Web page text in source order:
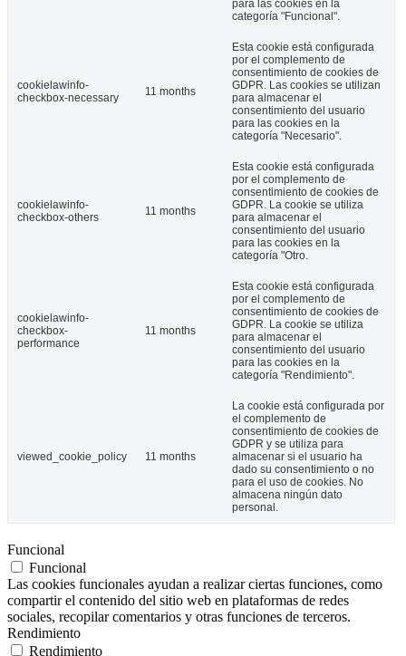
para las cookies en la
categoría "Funcional".
cookielawinfo-
checkbox-necessary
11 months
Esta cookie está configurada
por el complemento de
consentimiento de cookies de
GDPR. Las cookies se utilizan
para almacenar el
consentimiento del usuario
para las cookies en la
categoría "Necesario".
cookielawinfo-
checkbox-others
11 months
Esta cookie está configurada
por el complemento de
consentimiento de cookies de
GDPR. La cookie se utiliza
para almacenar el
consentimiento del usuario
para las cookies en la
categoría "Otro.
cookielawinfo-
checkbox-
performance
11 months
Esta cookie está configurada
por el complemento de
consentimiento de cookies de
GDPR. La cookie se utiliza
para almacenar el
consentimiento del usuario
para las cookies en la
categoría "Rendimiento".
viewed_cookie_policy 11 months
La cookie está configurada por
el complemento de
consentimiento de cookies de
GDPR y se utiliza para
almacenar si el usuario ha
dado su consentimiento o no
para el uso de cookies. No
almacena ningún dato
personal.
Funcional
Funcional
Las cookies funcionales ayudan a realizar ciertas funciones, como
compartir el contenido del sitio web en plataformas de redes
sociales, recopilar comentarios y otras funciones de terceros.
Rendimiento
Rendimiento